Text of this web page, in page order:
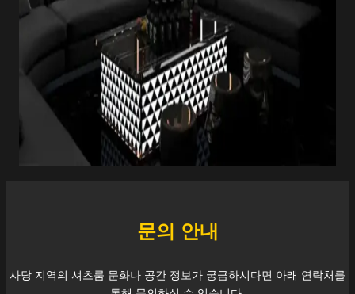
문의 안내
사당 지역의 셔츠룸 문화나 공간 정보가 궁금하시다면 아래 연락처를